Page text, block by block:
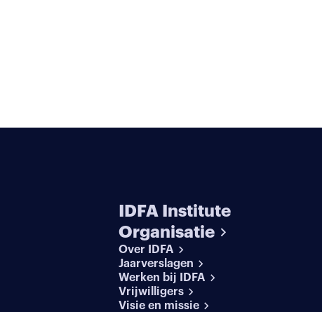
IDFA Institute
Organisatie
Over IDFA
Jaarverslagen
Werken bij IDFA
Vrijwilligers
Visie en missie